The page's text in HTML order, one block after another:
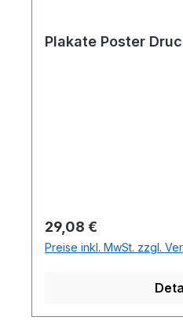
Plakate Poster
Regulärer Preis:
29,08 €
Preise inkl. MwSt. zzgl.